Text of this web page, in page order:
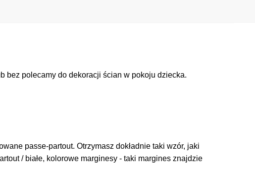
bez polecamy do dekoracji ścian w pokoju dziecka.
passe-partout. Otrzymasz dokładnie taki wzór, jaki
/ białe, kolorowe marginesy - taki margines znajdzie